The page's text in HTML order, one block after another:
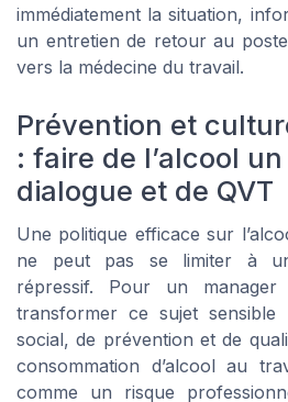
immédiatement la situation,
un entretien de retour au
vers la médecine du travail.
Prévention et
: faire de l’alcool
dialogue et de QVT
Une politique efficace sur
ne peut pas se limiter à
répressif. Pour un manager
transformer ce sujet sensible
social, de prévention et de
consommation d’alcool au
comme un risque
Titres-
le guide
sélectionner
Téléchargez
blanc